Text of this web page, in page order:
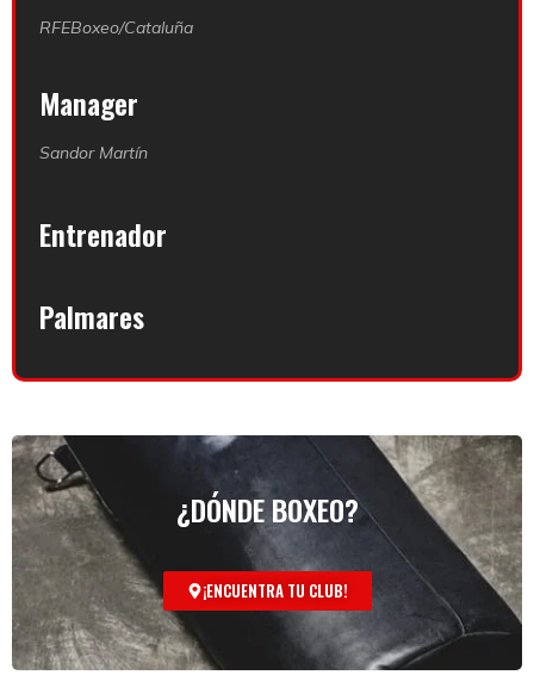
RFEBoxeo/Cataluña
Manager
Sandor Martín
Entrenador
Palmares
¿DÓNDE BOXEO?
¡ENCUENTRA TU CLUB!